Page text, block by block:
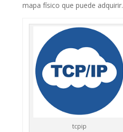
mapa físico que puede adquirir.
tcpip